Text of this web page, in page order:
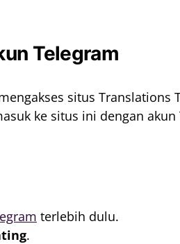
Telegram
situs Translations
ke situs ini dengan akun
terlebih dulu.
.